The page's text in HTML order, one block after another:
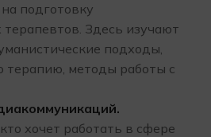
подготовку
Здесь изучают
подходы,
терапию, методы работы с
хочет работать в сфере